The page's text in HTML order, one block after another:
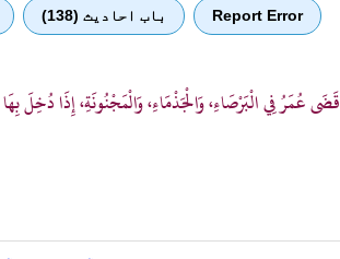
Report Error باب احادیث (138)
قَضَى عُمَرُ فِي الْبَرْصَاءِ، وَالْجَذْمَاءِ، وَالْمَجْنُونَةِ، إِذَا دُخِلَ